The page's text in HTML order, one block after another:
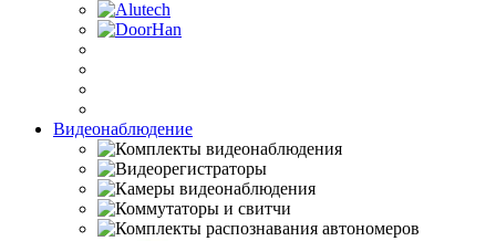
Видеонаблюдение